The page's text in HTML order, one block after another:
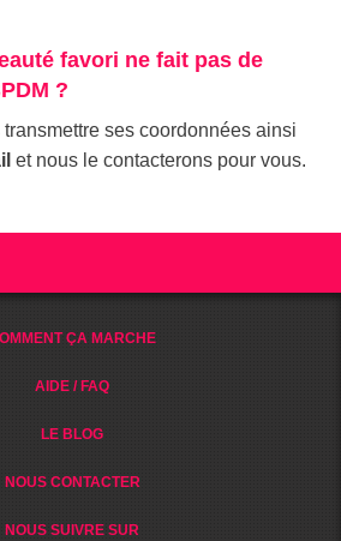
favori ne fait pas de
?
ses coordonnées ainsi
et nous le contacterons pour vous.
ÇA MARCHE
AIDE / FAQ
LE BLOG
NOUS CONTACTER
NOUS SUIVRE SUR